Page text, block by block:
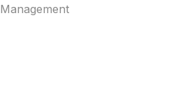
Management